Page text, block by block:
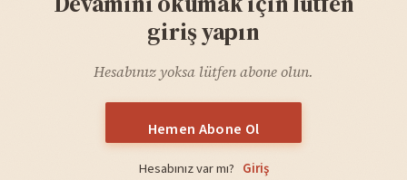
giriş yapın
Hesabınız yoksa lütfen abone olun.
Hemen Abone Ol
Hesabınız var mı? Giriş